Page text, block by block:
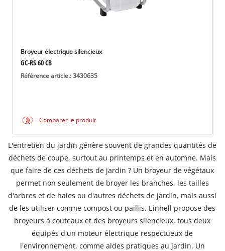
Broyeur électrique silencieux
GC-RS 60 CB
Référence article.: 3430635
Comparer le produit
L'entretien du jardin génère souvent de grandes quantités de
déchets de coupe, surtout au printemps et en automne. Mais
que faire de ces déchets de jardin ? Un broyeur de végétaux
permet non seulement de broyer les branches, les tailles
d'arbres et de haies ou d'autres déchets de jardin, mais aussi
de les utiliser comme compost ou paillis. Einhell propose des
broyeurs à couteaux et des broyeurs silencieux, tous deux
équipés d'un moteur électrique respectueux de
l'environnement, comme aides pratiques au jardin. Un